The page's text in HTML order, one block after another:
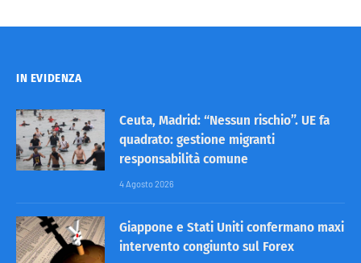
IN EVIDENZA
Ceuta, Madrid: “Nessun rischio”. UE fa
quadrato: gestione migranti
responsabilità comune
4 Agosto 2026
Giappone e Stati Uniti confermano maxi
intervento congiunto sul Forex